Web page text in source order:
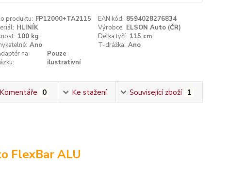
produktu: FP12000+TA2115 EAN kód: 8594028276834
HLINÍK Výrobce: ELSON Auto (ČR)
100 kg Délka tyčí: 115 cm
Ano T-drážka: Ano
na
Pouze
ilustrativní
Komentáře 0 Ke stažení Související zboží 1
FlexBar ALU